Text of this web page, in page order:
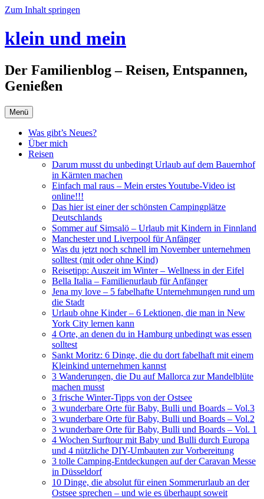
Zum Inhalt springen
klein und mein
Der Familienblog – Reisen, Entspannen,
Genießen
Menü
Was gibt’s Neues?
Über mich
Reisen
Darum musst du unbedingt Urlaub auf dem Bauernhof
in Kärnten machen
Einfach mal raus – Mein erstes Youtube-Video ist
online!!!
Das hier ist einer der schönsten Campingplätze
Deutschlands
Sommer auf Simsalö – Urlaub mit Kindern in Finnland
Manchester und Liverpool für Anfänger
Was du jetzt noch schnell im November unternehmen
solltest (mit oder ohne Kind)
Reisetipp: Auszeit im Winter – Wellness in der Eifel
Bella Italia – Familienurlaub für Anfänger
Jena my love – 5 fabelhafte Unternehmungen rund um
die Stadt
Urlaub ohne Kinder – 6 Lektionen, die man in New
York City lernen kann
4 Orte, an denen du in Hamburg unbedingt was essen
solltest
Sankt Moritz: 6 Dinge, die du dort fabelhaft mit einem
Kleinkind unternehmen kannst
3 Wanderungen, die Du auf Mallorca zur Mandelblüte
machen musst
3 frische Winter-Tipps von der Ostsee
3 wunderbare Orte für Baby, Bulli und Boards – Vol.3
3 wunderbare Orte für Baby, Bulli und Boards – Vol.2
3 wunderbare Orte für Baby, Bulli und Boards – Vol. 1
4 Wochen Surftour mit Baby und Bulli durch Europa
und 4 nützliche DIY-Umbauten zur Vorbereitung
3 tolle Camping-Entdeckungen auf der Caravan Messe
in Düsseldorf
10 Dinge, die absolut für einen Sommerurlaub an der
Ostsee sprechen – und wie es überhaupt soweit